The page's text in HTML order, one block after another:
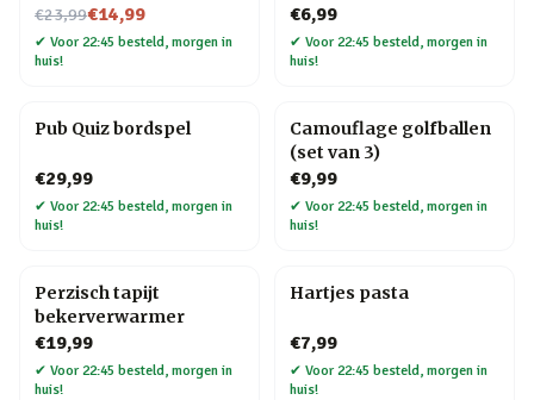
€23,99
Nu voor€14,99
✔ Voor 22:45 besteld, morgen in
huis!
€6,99
✔ Voor 22:45 besteld, morgen in
huis!
Pub Quiz bordspel
€29,99
✔ Voor 22:45 besteld, morgen in
huis!
Camouflage golfballen
(set van 3)
€9,99
✔ Voor 22:45 besteld, morgen in
huis!
Perzisch tapijt
bekerverwarmer
€19,99
✔ Voor 22:45 besteld, morgen in
huis!
Hartjes pasta
€7,99
✔ Voor 22:45 besteld, morgen in
huis!